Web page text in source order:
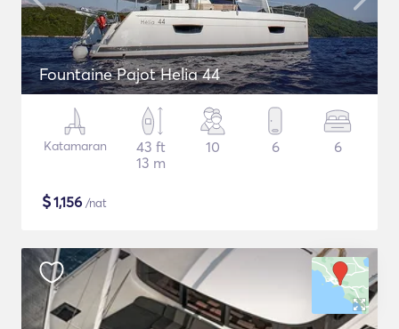
Fountaine Pajot Helia 44
Katamaran
43 ft
13 m
10 6 6
$1,156 /nat